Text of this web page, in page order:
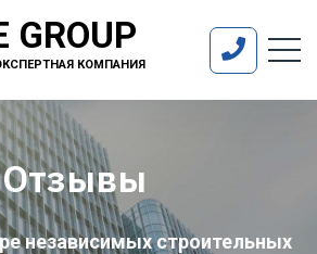
GROUP
КОМПАНИЯ
Отзывы
независимых строительных